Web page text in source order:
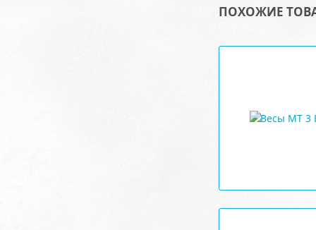
ПОХОЖИЕ